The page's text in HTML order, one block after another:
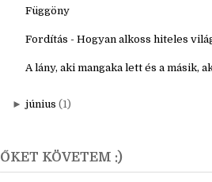
Függöny
Fordítás - Hogyan alkoss hiteles
A lány, aki mangaka lett és a másik,
►június (1)
ŐKET KÖVETEM :)